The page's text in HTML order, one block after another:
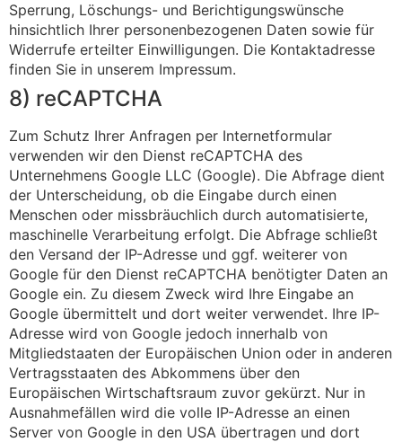
Sperrung, Löschungs- und Berichtigungswünsche
hinsichtlich Ihrer personenbezogenen Daten sowie für
Widerrufe erteilter Einwilligungen. Die Kontaktadresse
finden Sie in unserem Impressum.
8) reCAPTCHA
Zum Schutz Ihrer Anfragen per Internetformular
verwenden wir den Dienst reCAPTCHA des
Unternehmens Google LLC (Google). Die Abfrage dient
der Unterscheidung, ob die Eingabe durch einen
Menschen oder missbräuchlich durch automatisierte,
maschinelle Verarbeitung erfolgt. Die Abfrage schließt
den Versand der IP-Adresse und ggf. weiterer von
Google für den Dienst reCAPTCHA benötigter Daten an
Google ein. Zu diesem Zweck wird Ihre Eingabe an
Google übermittelt und dort weiter verwendet. Ihre IP-
Adresse wird von Google jedoch innerhalb von
Mitgliedstaaten der Europäischen Union oder in anderen
Vertragsstaaten des Abkommens über den
Europäischen Wirtschaftsraum zuvor gekürzt. Nur in
Ausnahmefällen wird die volle IP-Adresse an einen
Server von Google in den USA übertragen und dort